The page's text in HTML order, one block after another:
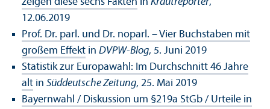
12.06.2019
Prof. Dr. parl. und Dr. noparl. – Vier Buchstaben mit
großem Effekt in DVPW-Blog, 5. Juni 2019
Statistik zur Europawahl: Im Durchschnitt 46 Jahre
alt in Süddeutsche Zeitung, 25. Mai 2019
Bayernwahl / Diskussion um §219a StGb / Urteile in